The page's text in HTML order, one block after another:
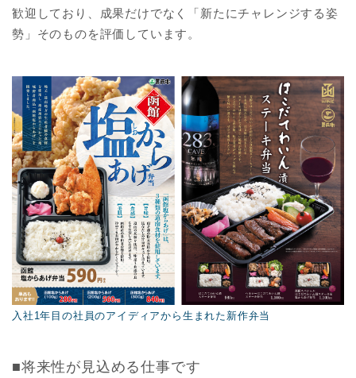
歓迎しており、成果だけでなく「新たにチャレンジする姿
勢」そのものを評価しています。
入社1年目の社員のアイディアから生まれた新作弁当
■将来性が見込める仕事です